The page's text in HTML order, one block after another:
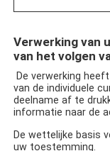
Verwerking van
van het volgen
De verwerking
van de individuele
deelname af te
informatie naar de
De wettelijke basis
uw toestemming.